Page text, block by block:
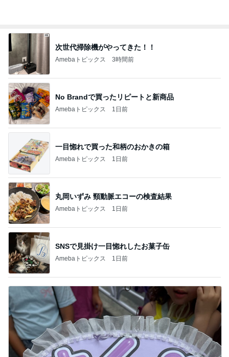
次世代掃除機がやってきた！！
Amebaトピックス 3時間前
No Brandで買ったリピートと新商品
Amebaトピックス 1日前
一目惚れで買った和柄のおかきの箱
Amebaトピックス 1日前
丸岡いずみ 頸動脈エコーの検査結果
Amebaトピックス 1日前
SNSで見掛け一目惚れしたお菓子缶
Amebaトピックス 1日前